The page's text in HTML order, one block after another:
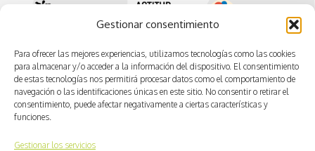
Gestionar consentimiento
Para ofrecer las mejores experiencias, utilizamos tecnologías como las cookies
para almacenar y/o acceder a la información del dispositivo. El consentimiento
de estas tecnologías nos permitirá procesar datos como el comportamiento de
navegación o las identificaciones únicas en este sitio. No consentir o retirar el
consentimiento, puede afectar negativamente a ciertas características y
funciones.
Gestionar los servicios